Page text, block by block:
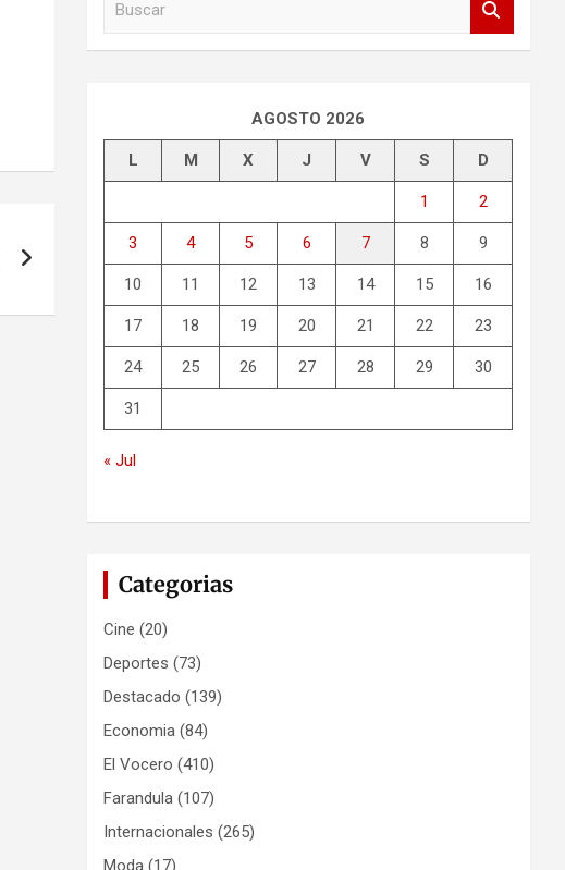
AGOSTO 2026
L M X J V S D
1 2
3 4 5 6 7 8 9
10 11 12 13 14 15 16
17 18 19 20 21 22 23
24 25 26 27 28 29 30
31
« Jul
Categorias
Cine (20)
Deportes (73)
Destacado (139)
Economia (84)
El Vocero (410)
Farandula (107)
Internacionales (265)
Moda (17)